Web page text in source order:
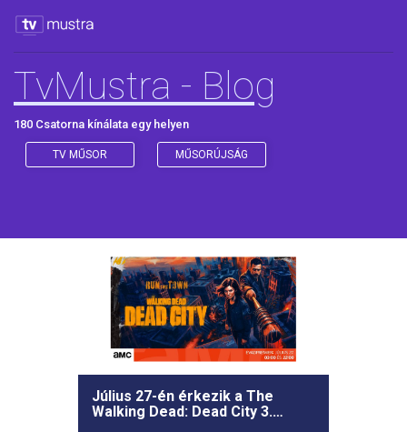
TvMustra - Blog
180 Csatorna kínálata egy helyen
TV MŰSOR MŰSORÚJSÁG
Július 27-én érkezik a The
Walking Dead: Dead City 3.